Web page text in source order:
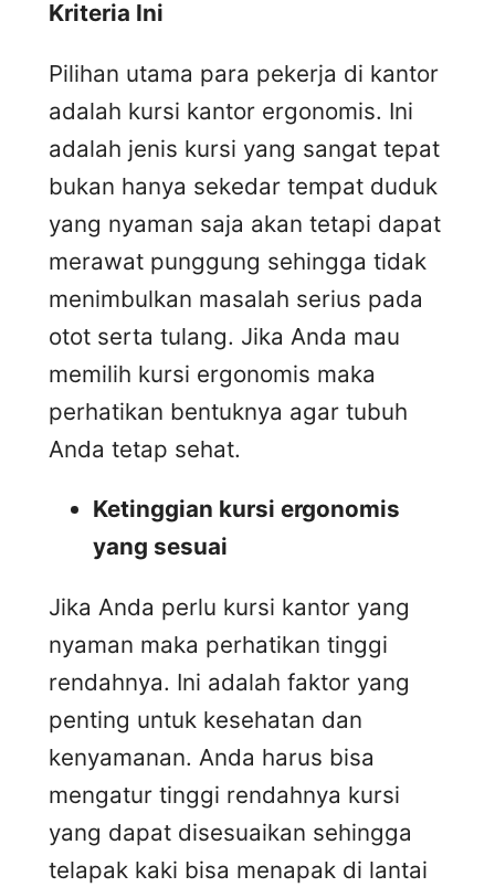
Kriteria Ini
Pilihan utama para pekerja di kantor
adalah kursi kantor ergonomis. Ini
adalah jenis kursi yang sangat tepat
bukan hanya sekedar tempat duduk
yang nyaman saja akan tetapi dapat
merawat punggung sehingga tidak
menimbulkan masalah serius pada
otot serta tulang. Jika Anda mau
memilih kursi ergonomis maka
perhatikan bentuknya agar tubuh
Anda tetap sehat.
Ketinggian kursi ergonomis
yang sesuai
Jika Anda perlu kursi kantor yang
nyaman maka perhatikan tinggi
rendahnya. Ini adalah faktor yang
penting untuk kesehatan dan
kenyamanan. Anda harus bisa
mengatur tinggi rendahnya kursi
yang dapat disesuaikan sehingga
telapak kaki bisa menapak di lantai